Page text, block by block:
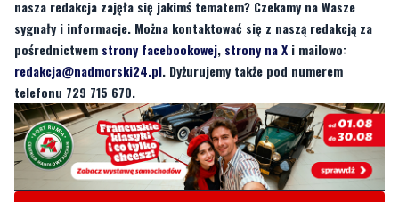
redakcja@nadmorski24.pl. Dyżurujemy także pod numerem
telefonu 729 715 670.
Byliście świadkami zdarzenia w naszym regionie? Chcecie
aby nasza redakcja zajęła się jakimś tematem? Czekamy na
Wasze sygnały i informacje. Można kontaktować się z naszą